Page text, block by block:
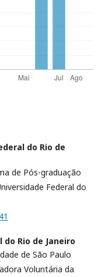
do Rio de
de Pós-graduação
Federal do
do Rio de Janeiro
de São Paulo
Voluntária da